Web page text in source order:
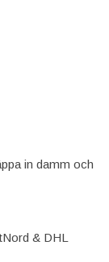
in damm och
& DHL